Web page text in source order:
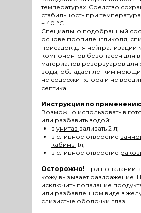
температурах. Средство
стабильность при
+ 40 °С.
Специально подобранный
основе пропиленгликоля,
присадок для
компонентов безопасен для
материалов резервуаров для
воды, обладает легким
не содержит хлора и не
септика.
Инструкция по
Возможно использовать в
или разбавить водой:
в унитаз заливать 2 л;
в сливное отверстие
кабины 1л;
в сливное отверстие
Осторожно! При попадании в
кожу вызывает раздражение.
исключить попадание
или разбавленном виде в
слизистые оболочки глаз.